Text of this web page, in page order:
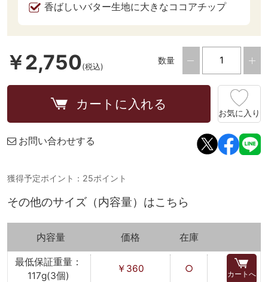
香ばしいバター生地に大きなココアチップ
￥2,750(税込)
数量
カートに入れる
お気に入り
お問い合わせする
獲得予定ポイント：25ポイント
その他のサイズ（内容量）はこちら
内容量 価格 在庫
最低保証重量：
117g(3個)
￥360 ○ カートへ